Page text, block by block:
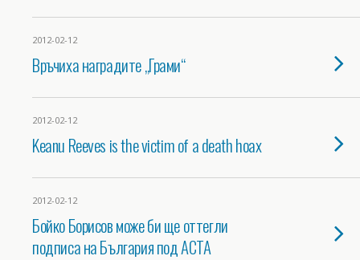
2012-02-12
Връчиха наградите „Грами“
2012-02-12
Keanu Reeves is the victim of a death hoax
2012-02-12
Бойко Борисов може би ще оттегли
подписа на България под АСТА